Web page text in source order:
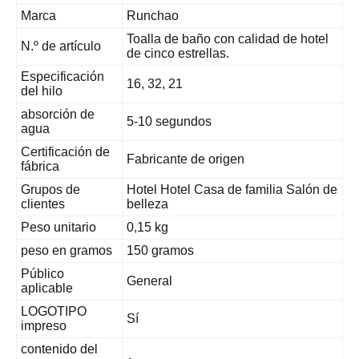
Marca Runchao
N.º de artículo
Toalla de baño con calidad de hotel
de cinco estrellas.
Especificación
del hilo
16, 32, 21
absorción de
agua
5-10 segundos
Certificación de
fábrica
Fabricante de origen
Grupos de
clientes
Hotel Hotel Casa de familia Salón de
belleza
Peso unitario
0,15 kg
peso en gramos
150 gramos
Público
aplicable
General
LOGOTIPO
impreso
Sí
contenido del